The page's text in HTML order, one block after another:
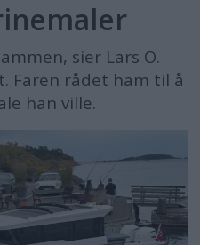
sier Lars O.
Faren rådet ham til å
han ville.